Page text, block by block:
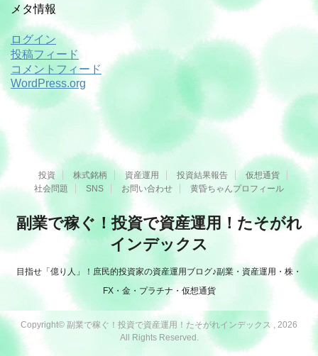
メタ情報
ログイン
投稿フィード
コメントフィード
WordPress.org
投資 株式銘柄 資産運用 投資結果報告
仮想通貨
社会問題
SNS お問い合わせ 黄昏ちゃんプロフィール
副業で稼ぐ！投資で資産運用！たそがれ
インデックス
目指せ「億り人」！庶民的投資家の資産運用ブログ♪副業・資産運用・株・
FX・金・プラチナ・仮想通貨
Copyright© 副業で稼ぐ！投資で資産運用！たそがれインデックス , 2026
All Rights Reserved.